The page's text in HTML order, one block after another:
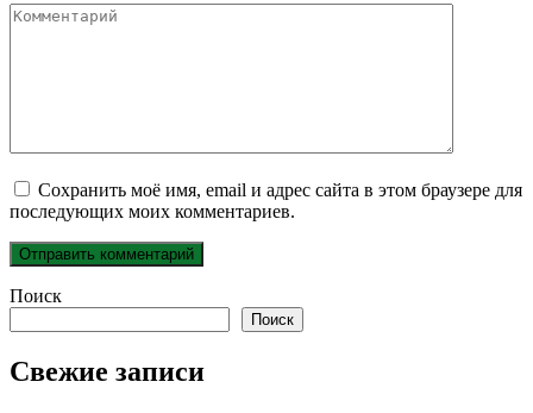
Комментарий
Сохранить моё имя, email и адрес сайта в этом браузере для
последующих моих комментариев.
Поиск
Поиск
Свежие записи